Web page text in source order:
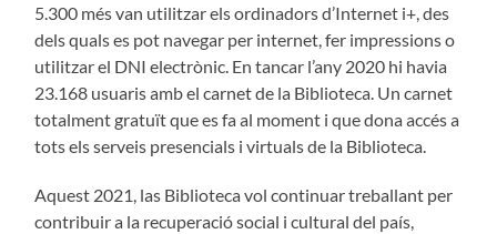
5.300 més van utilitzar els ordinadors d’Internet i+, des
dels quals es pot navegar per internet, fer impressions o
utilitzar el DNI electrònic. En tancar l’any 2020 hi havia
23.168 usuaris amb el carnet de la Biblioteca. Un carnet
totalment gratuït que es fa al moment i que dona accés a
tots els serveis presencials i virtuals de la Biblioteca.
Aquest 2021, las Biblioteca vol continuar treballant per
contribuir a la recuperació social i cultural del país,